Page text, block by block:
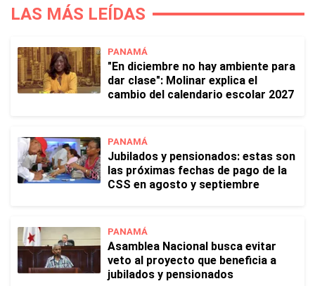
LAS MÁS LEÍDAS
PANAMÁ
"En diciembre no hay ambiente para
dar clase": Molinar explica el
cambio del calendario escolar 2027
PANAMÁ
Jubilados y pensionados: estas son
las próximas fechas de pago de la
CSS en agosto y septiembre
PANAMÁ
Asamblea Nacional busca evitar
veto al proyecto que beneficia a
jubilados y pensionados